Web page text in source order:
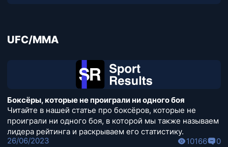
UFC/MMA
Боксёры, которые не проиграли ни одного боя
Читайте в нашей статье про боксёров, которые не
проиграли ни одного боя, в которой мы также называем
лидера рейтинга и раскрываем его статистику.
26/06/2023
10166 0